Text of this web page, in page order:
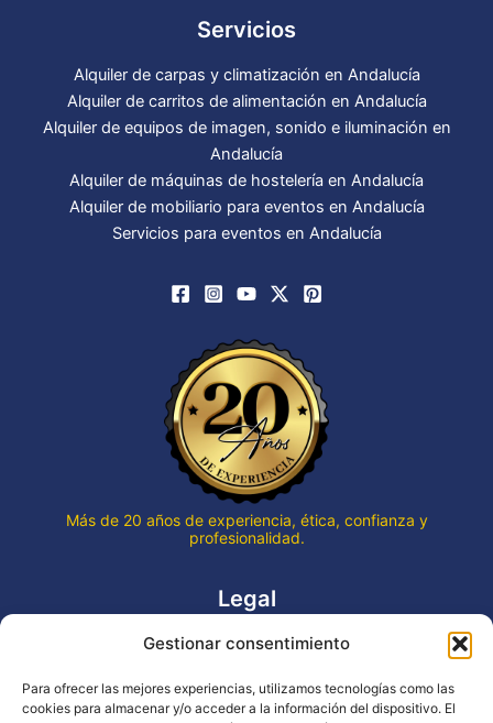
Gestionar consentimiento
Para ofrecer las mejores experiencias, utilizamos tecnologías como las
cookies para almacenar y/o acceder a la información del dispositivo. El
Servicios
Alquiler de carpas y climatización en Andalucía
Alquiler de carritos de alimentación en Andalucía
Alquiler de equipos de imagen, sonido e iluminación en
Andalucía
Alquiler de máquinas de hostelería en Andalucía
Alquiler de mobiliario para eventos en Andalucía
Servicios para eventos en Andalucía
Más de 20 años de experiencia, ética, confianza y
profesionalidad.
Legal
Aviso legal
Declaración de accesibilidad